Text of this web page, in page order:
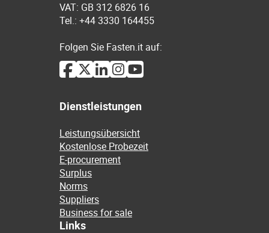
VAT: GB 312 6826 16
Tel.: +44 3330 164455
Folgen Sie Fasten.it auf:
Dienstleistungen
Leistungsübersicht
Kostenlose Probezeit
E-procurement
Surplus
Norms
Suppliers
Business for sale
Links